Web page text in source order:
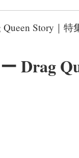
Story｜特
Drag